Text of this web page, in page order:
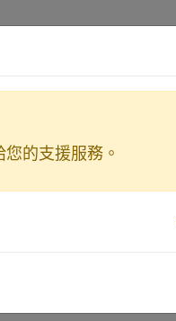
自動靜電噴槍
的支援服務。